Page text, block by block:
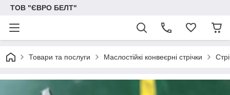
ТОВ "ЄВРО БЕЛТ"
Товари та послуги Маслостійкі конвеєрні стрічки